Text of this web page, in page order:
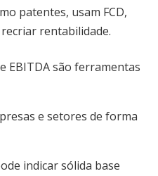
patentes, usam FCD,
rentabilidade.
EBITDA são ferramentas
e setores de forma
indicar sólida base